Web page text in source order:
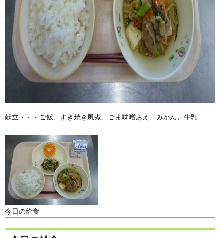
献立・・・ご飯、すき焼き風煮、ごま味噌あえ、みかん、牛乳
今日の給食